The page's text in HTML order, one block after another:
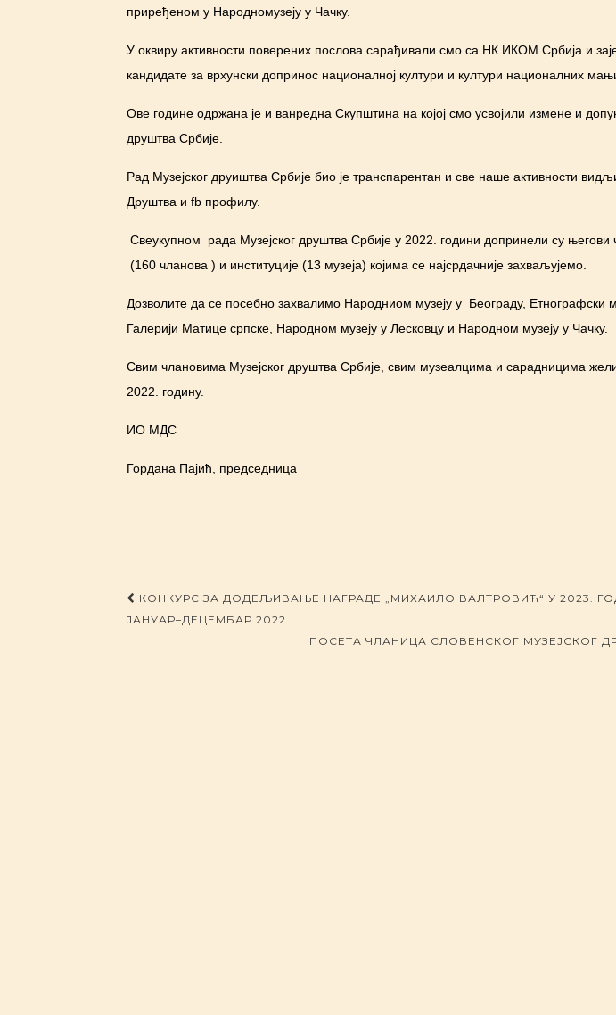
приређеном у Народномузеју у Чачку.
У оквиру активности поверених послова сарађивали смо са НК ИКОМ Србија и
кандидате за врхунски допринос националној култури и култури националних
Ове године одржана је и ванредна Скупштина на којој смо усвојили измене и
друштва Србије.
Рад Музејског друиштва Србије био је транспарентан и све наше активности
Друштва и fb профилу.
Свеукупном рада Музејског друштва Србије у 2022. години допринели су његови
(160 чланова ) и институције (13 музеја) којима се најсрдачније захваљујемо.
Дозволите да се посебно захвалимо Народниом музеју у Београду, Етнографски
Галерији Матице српске, Народном музеју у Лесковцу и Народном музеју у Чачку.
Свим члановима Музејског друштва Србије, свим музеалцима и сарадницима
2022. годину.
ИО МДС
Гордана Пајић, председница
Post navigation
КОНКУРС ЗА ДОДЕЉИВАЊЕ НАГРАДЕ „МИХАИЛО ВАЛТРОВИЋ“ У 2023.
ЈАНУАР–ДЕЦЕМБАР 2022.
ПОСЕТА ЧЛАНИЦА СЛОВЕНСКОГ МУЗЕЈСКОГ